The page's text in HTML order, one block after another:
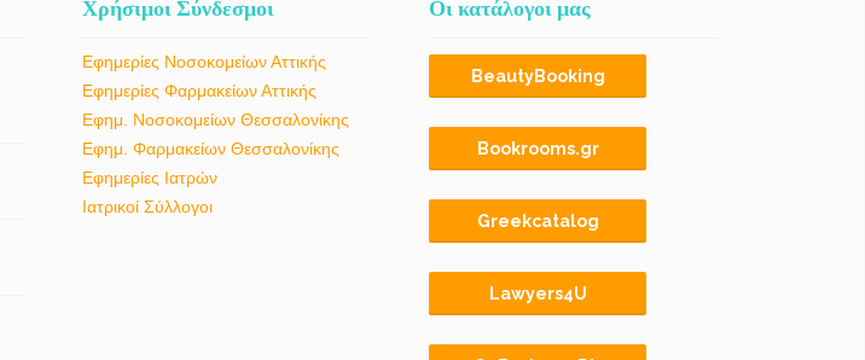
Χρήσιμοι Σύνδεσμοι
Εφημερίες Νοσοκομείων Αττικής
Εφημερίες Φαρμακείων Αττικής
Εφημ. Νοσοκομείων Θεσσαλονίκης
Εφημ. Φαρμακείων Θεσσαλονίκης
Εφημερίες Ιατρών
Ιατρικοί Σύλλογοι
Οι κατάλογοι μας
BeautyBooking
Bookrooms.gr
Greekcatalog
Lawyers4U